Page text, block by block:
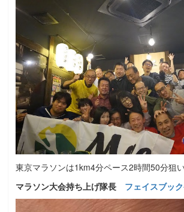
東京マラソンは1km4分ペース2時間50分狙い
マラソン大会持ち上げ隊長 フェイスブッ